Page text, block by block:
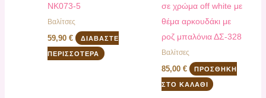
ΝΚ073-5
Βαλίτσες
59,90€ ΔΙΑΒΆΣΤΕ
ΠΕΡΙΣΣΌΤΕΡΑ
σε χρώμα off white με
θέμα αρκουδάκι με
ροζ μπαλόνια ΔΣ-328
Βαλίτσες
85,00 € ΠΡΟΣΘΉΚΗ
ΣΤΟ ΚΑΛΆΘΙ